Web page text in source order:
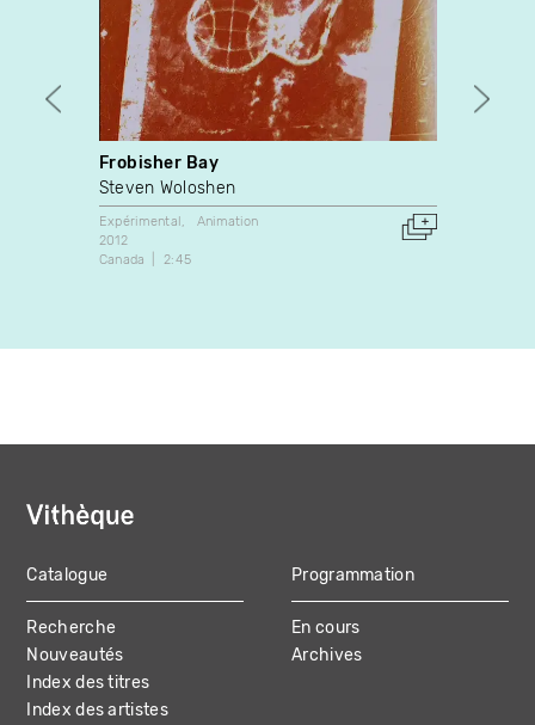
Frobisher Bay
Steven Woloshen
Expérimental
Animation
2012
Canada
2:45
MAIN
NAVIGATION
Catalogue
Recherche
Nouveautés
Index des titres
Index des artistes
Programmation
En cours
Archives